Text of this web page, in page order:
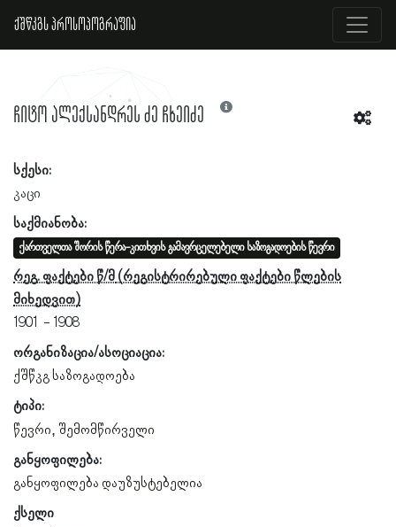
ქშწკგს პროსოპოგრაფია
ჩიტო ალექსანდრეს ძე ჩხეიძე
სქესი:
კაცი
საქმიანობა:
ქართველთა შორის წერა-კითხვის გამავრცელებელი საზოგადოების წევრი
რეგ. ფაქტები წ/მ
1901
1908
ორგანიზაცია/ასოციაცია:
ქშწკგ საზოგადოება
ტიპი:
წევრი შემომწირველი
განყოფილება:
განყოფილება დაუზუსტებელია
ქსელი